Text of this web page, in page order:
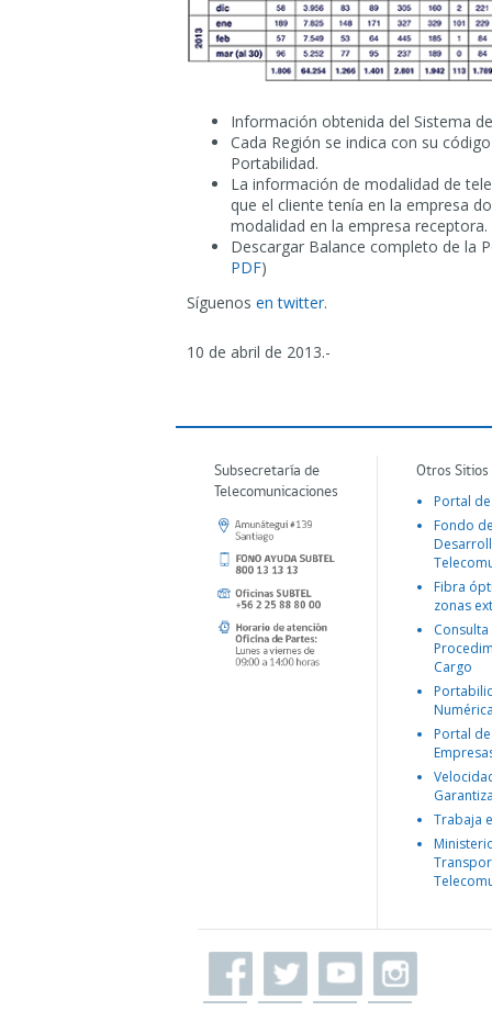
Información obtenida del Sistema
Cada Región se indica con su
Portabilidad.
La información de modalidad de
que el cliente tenía en la empresa
modalidad en la empresa receptora.
Descargar Balance completo de la
PDF)
Síguenos en twitter.
10 de abril de 2013.-
Subsecretaría de
Telecomunicaciones
Otros
Portal
Fondo
Fibra
zonas
Consulta
Cargo
Portal
Trabaja